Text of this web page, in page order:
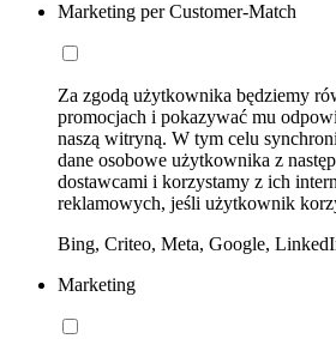
Marketing per Customer-Match
Za zgodą użytkownika będziemy
promocjach i pokazywać mu
naszą witryną. W tym celu
dane osobowe użytkownika z
dostawcami i korzystamy z ich
reklamowych, jeśli użytkownik
Bing, Criteo, Meta, Google,
Marketing